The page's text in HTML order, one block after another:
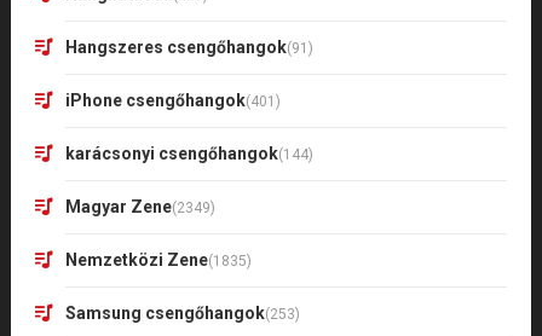
Hangszeres csengőhangok(91)
iPhone csengőhangok(401)
karácsonyi csengőhangok(144)
Magyar Zene(2349)
Nemzetközi Zene(1835)
Samsung csengőhangok(253)